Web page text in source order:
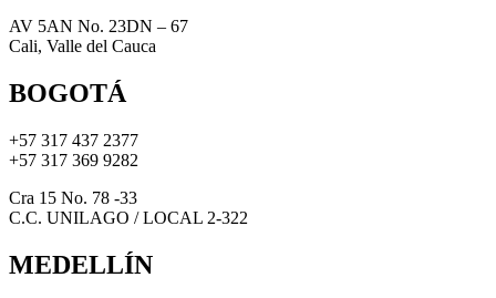
AV 5AN No. 23DN – 67
Cali, Valle del Cauca
BOGOTÁ
+57 317 437 2377
+57 317 369 9282
Cra 15 No. 78 -33
C.C. UNILAGO / LOCAL 2-322
MEDELLÍN